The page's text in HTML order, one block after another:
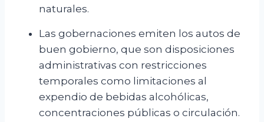
naturales.
Las gobernaciones emiten los autos de
buen gobierno, que son disposiciones
administrativas con restricciones
temporales como limitaciones al
expendio de bebidas alcohólicas,
concentraciones públicas o circulación.